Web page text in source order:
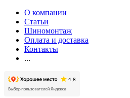
О компании
Статьи
Шиномонтаж
Оплата и доставка
Контакты
...